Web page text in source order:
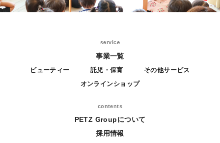
service
事業一覧
ビューティー 託児・保育
その他サービス
オンラインショップ
contents
PETZ Groupについて
採用情報